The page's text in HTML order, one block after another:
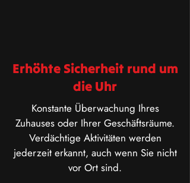
Erhöhte Sicherheit rund um
die Uhr
Konstante Überwachung Ihres
Zuhauses oder Ihrer Geschäftsräume.
Verdächtige Aktivitäten werden
jederzeit erkannt, auch wenn Sie nicht
vor Ort sind.